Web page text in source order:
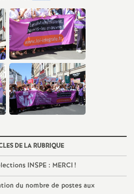
DE LA RUBRIQUE
INSPE : MERCI !
du nombre de postes aux